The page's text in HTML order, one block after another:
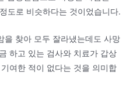
도로 비슷하다는 것이었습니다.
을 찾아 모두 잘라냈는데도 사망
하고 있는 검사와 치료가 갑상
여한 적이 없다는 것을 의미합